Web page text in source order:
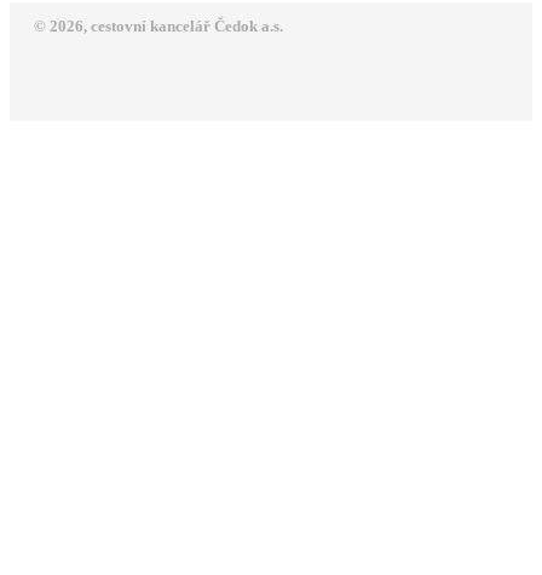
© 2026, cestovní kancelář Čedok a.s.